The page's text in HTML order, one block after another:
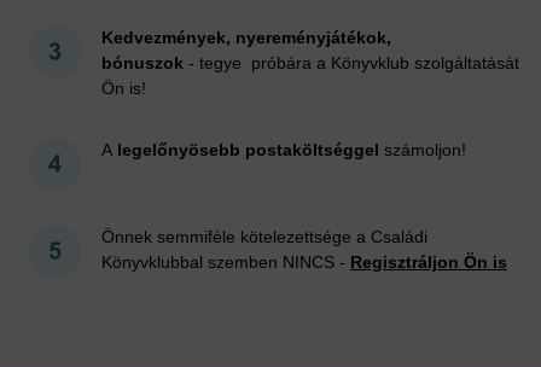
Kedvezmények, nyereményjátékok,
bónuszok - tegye próbára a Könyvklub szolgáltatását
Ön is!
A legelőnyösebb postaköltséggel számoljon!
Önnek semmiféle kötelezettsége a Családi
Könyvklubbal szemben NINCS - Regisztráljon Ön is